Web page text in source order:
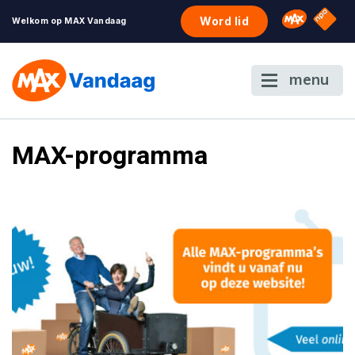
Welkom op MAX Vandaag Word lid Omroep
NPO
menu
MAX-programma